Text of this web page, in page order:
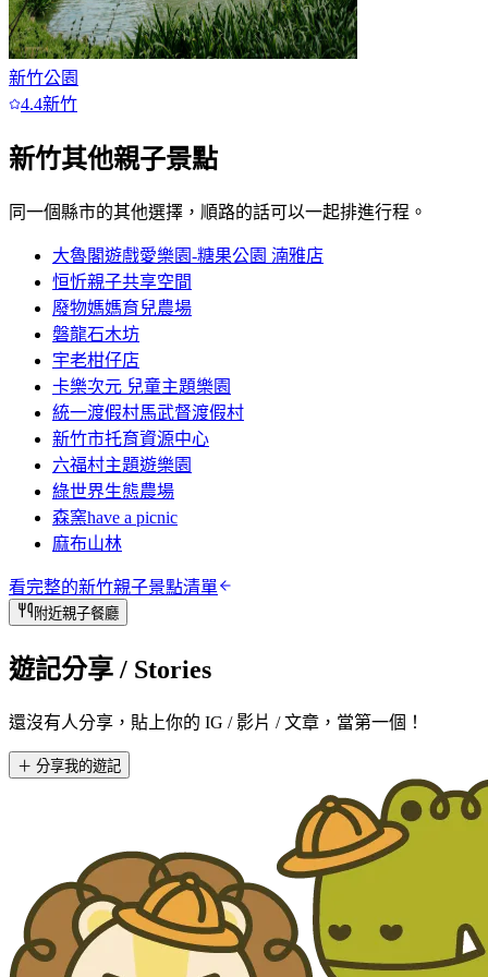
新竹公園
4.4新竹
新竹其他親子景點
同一個縣市的其他選擇，順路的話可以一起排進行程。
大魯閣遊戲愛樂園-糖果公園 湳雅店
恒忻親子共享空間
廢物媽媽育兒農場
磐龍石木坊
宇老柑仔店
卡樂次元 兒童主題樂園
統一渡假村馬武督渡假村
新竹市托育資源中心
六福村主題遊樂園
綠世界生態農場
森窯have a picnic
麻布山林
看完整的新竹親子景點清單
附近親子餐廳
遊記分享 / Stories
還沒有人分享，貼上你的 IG / 影片 / 文章，當第一個！
＋ 分享我的遊記